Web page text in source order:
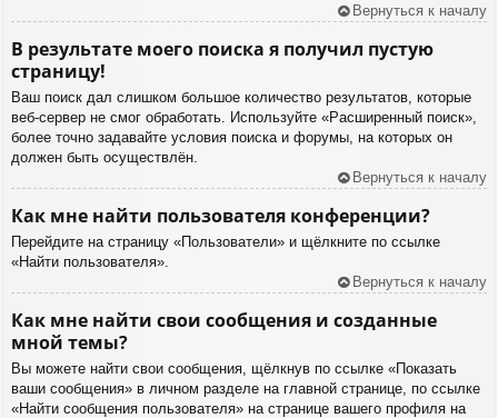
Вернуться к началу
В результате моего поиска я получил пустую
страницу!
Ваш поиск дал слишком большое количество результатов, которые
веб-сервер не смог обработать. Используйте «Расширенный поиск»,
более точно задавайте условия поиска и форумы, на которых он
должен быть осуществлён.
Вернуться к началу
Как мне найти пользователя конференции?
Перейдите на страницу «Пользователи» и щёлкните по ссылке
«Найти пользователя».
Вернуться к началу
Как мне найти свои сообщения и созданные
мной темы?
Вы можете найти свои сообщения, щёлкнув по ссылке «Показать
ваши сообщения» в личном разделе на главной странице, по ссылке
«Найти сообщения пользователя» на странице вашего профиля на